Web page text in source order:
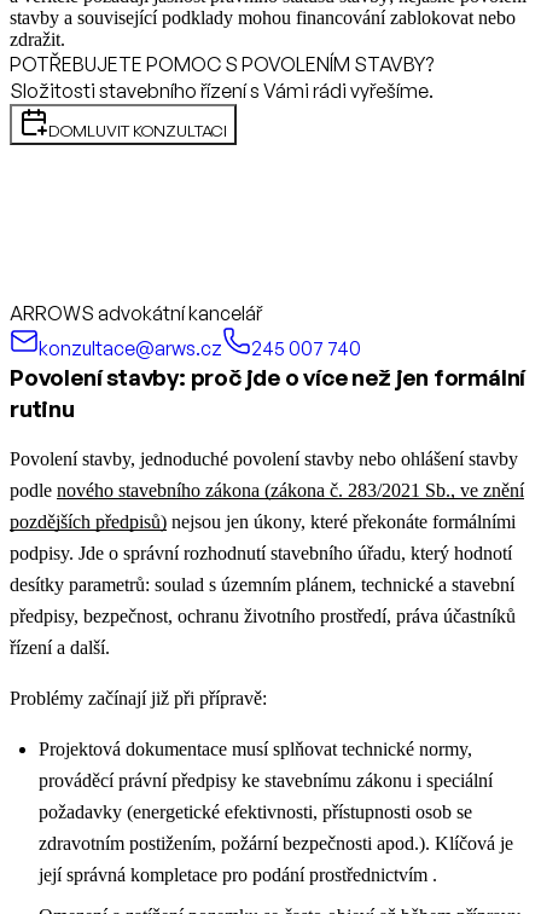
stavby a související podklady mohou financování zablokovat nebo
zdražit.
POTŘEBUJETE POMOC S POVOLENÍM STAVBY?
Složitosti stavebního řízení s Vámi rádi vyřešíme.
DOMLUVIT KONZULTACI
ARROWS advokátní kancelář
konzultace@arws.cz
245 007 740
Povolení stavby: proč jde o více než jen formální
rutinu
Povolení stavby, jednoduché povolení stavby nebo ohlášení stavby
podle nového stavebního zákona (zákona č. 283/2021 Sb., ve znění
pozdějších předpisů) nejsou jen úkony, které překonáte formálními
podpisy. Jde o správní rozhodnutí stavebního úřadu, který hodnotí
desítky parametrů: soulad s územním plánem, technické a stavební
předpisy, bezpečnost, ochranu životního prostředí, práva účastníků
řízení a další.
Problémy začínají již při přípravě:
Projektová dokumentace musí splňovat technické normy,
prováděcí právní předpisy ke stavebnímu zákonu i speciální
požadavky (energetické efektivnosti, přístupnosti osob se
zdravotním postižením, požární bezpečnosti apod.). Klíčová je
její správná kompletace pro podání prostřednictvím .